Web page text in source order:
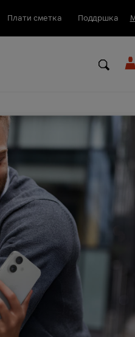
Плати сметка Поддршка